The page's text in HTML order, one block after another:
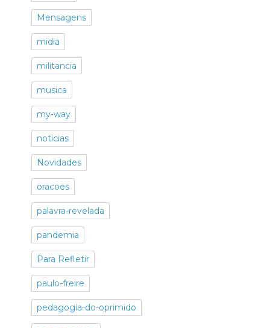
Mensagens
midia
militancia
musica
my-way
noticias
Novidades
oracoes
palavra-revelada
pandemia
Para Refletir
paulo-freire
pedagogia-do-oprimido